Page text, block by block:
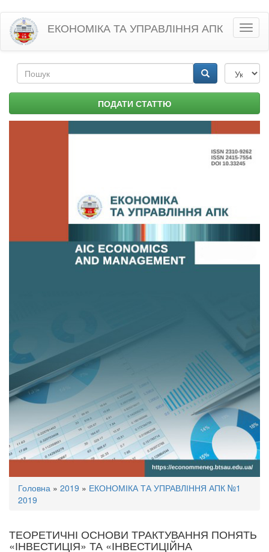
Перейти
основного
матеріалу
ЕКОНОМІКА ТА УПРАВЛІННЯ АПК
Пошукова
форма ПОДАТИ СТАТТЮ
Ви
тут
Головна » 2019 » ЕКОНОМІКА ТА УПРАВЛІННЯ АПК №1
2019
ТЕОРЕТИЧНІ ОСНОВИ ТРАКТУВАННЯ ПОНЯТЬ
«ІНВЕСТИЦІЯ» ТА «ІНВЕСТИЦІЙНА